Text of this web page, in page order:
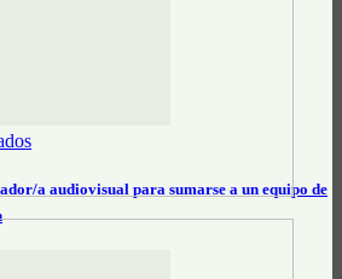
a audiovisual para sumarse a un equipo de